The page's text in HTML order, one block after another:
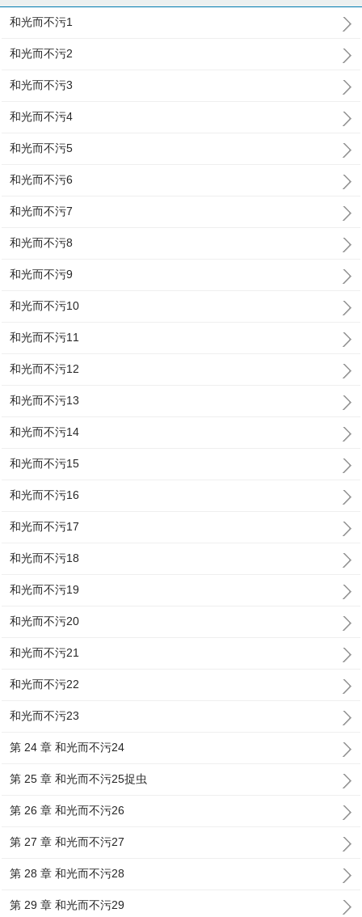
和光而不污1
和光而不污2
和光而不污3
和光而不污4
和光而不污5
和光而不污6
和光而不污7
和光而不污8
和光而不污9
和光而不污10
和光而不污11
和光而不污12
和光而不污13
和光而不污14
和光而不污15
和光而不污16
和光而不污17
和光而不污18
和光而不污19
和光而不污20
和光而不污21
和光而不污22
和光而不污23
第 24 章 和光而不污24
第 25 章 和光而不污25捉虫
第 26 章 和光而不污26
第 27 章 和光而不污27
第 28 章 和光而不污28
第 29 章 和光而不污29